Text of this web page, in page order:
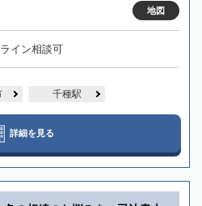
地図
イン相談可
千種駅
詳細を見る